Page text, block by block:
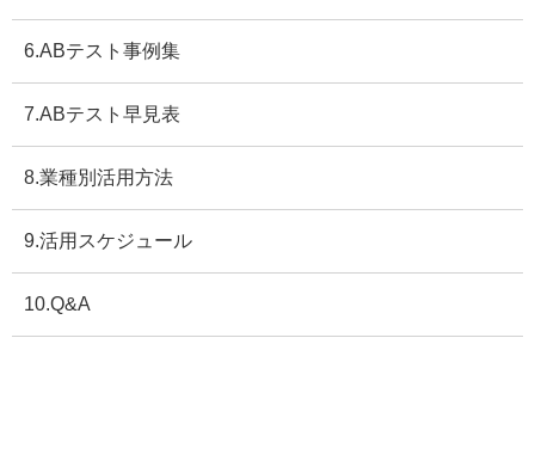
6.ABテスト事例集
7.ABテスト早見表
8.業種別活用方法
9.活用スケジュール
10.Q&A